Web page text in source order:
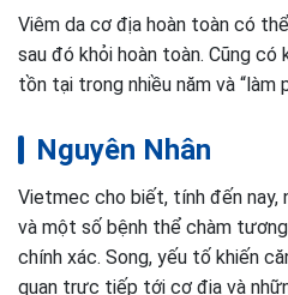
Viêm da cơ địa hoàn toàn có
sau đó khỏi hoàn toàn. Cũng
tồn tại trong nhiều năm và “làm
Nguyên Nhân
Vietmec cho biết, tính đến nay,
và một số bệnh thể chàm
chính xác. Song, yếu tố khiến
quan trực tiếp tới cơ địa và